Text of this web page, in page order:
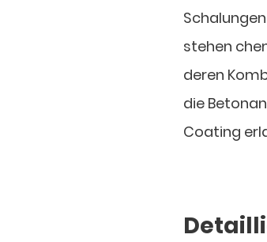
stehen
deren
die
Coating